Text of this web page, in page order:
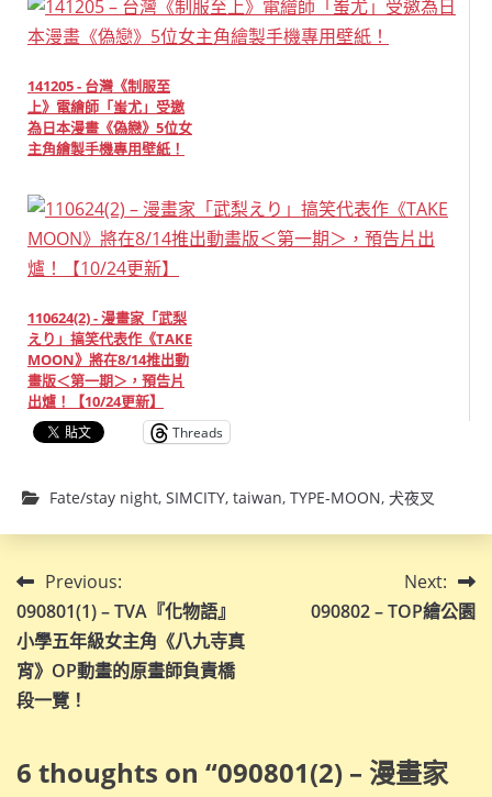
141205 - 台灣《制服至
上》電繪師「蚩尤」受邀
為日本漫畫《偽戀》5位女
主角繪製手機專用壁紙！
110624(2) - 漫畫家「武梨
えり」搞笑代表作《TAKE
MOON》將在8/14推出動
畫版＜第一期＞，預告片
出爐！【10/24更新】
Threads
Fate/stay night, SIMCITY, taiwan, TYPE-MOON, 犬夜叉
文
章
導
覽
Previous:
090801(1) – TVA『化物語』
小學五年級女主角《八九寺真
宵》OP動畫的原畫師負責橋
段一覽！
Next:
090802 – TOP繪公園
6 thoughts on “090801(2) – 漫畫家